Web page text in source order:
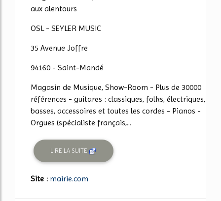
aux alentours
OSL - SEYLER MUSIC
35 Avenue Joffre
94160 - Saint-Mandé
Magasin de Musique, Show-Room - Plus de 30000
références - guitares : classiques, folks, électriques,
basses, accessoires et toutes les cordes - Pianos -
Orgues (spécialiste français,...
LIRE LA SUITE
Site : mairie.com